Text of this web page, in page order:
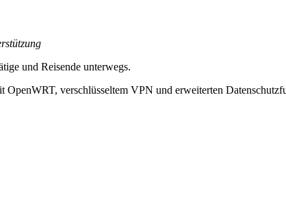
und Reisende unterwegs.
verschlüsseltem VPN und erweiterten